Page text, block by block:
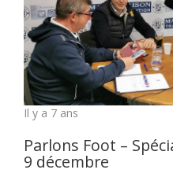
Il y a 7 ans
Parlons Foot –
9 décembre